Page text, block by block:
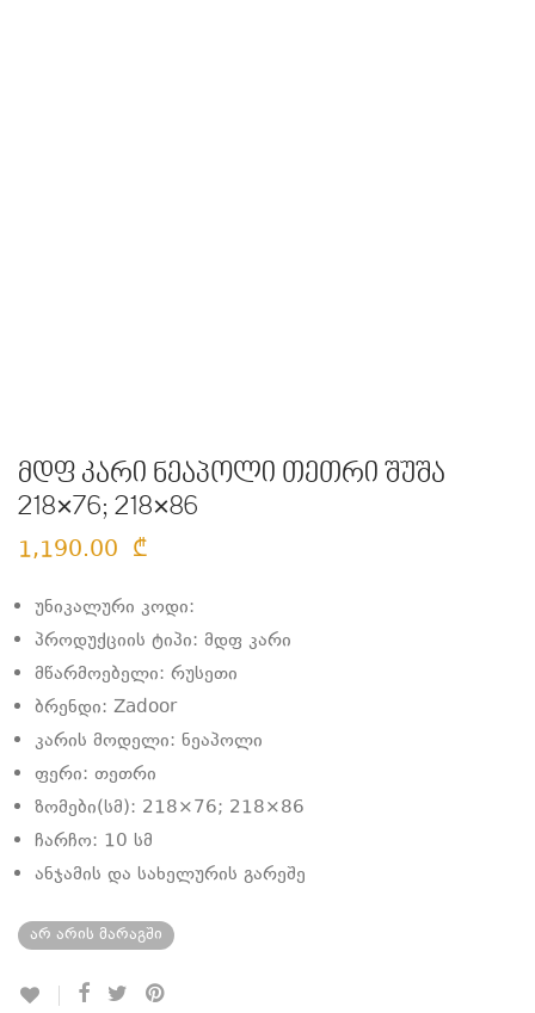
მდფ კარი ნეაპოლი თეთრი შუშა
218×76; 218×86
1,190.00 ₾
უნიკალური კოდი:
პროდუქციის ტიპი: მდფ კარი
მწარმოებელი: რუსეთი
ბრენდი: Zadoor
კარის მოდელი: ნეაპოლი
ფერი: თეთრი
ზომები(სმ): 218×76; 218×86
ჩარჩო: 10 სმ
ანჯამის და სახელურის გარეშე
არ არის მარაგში